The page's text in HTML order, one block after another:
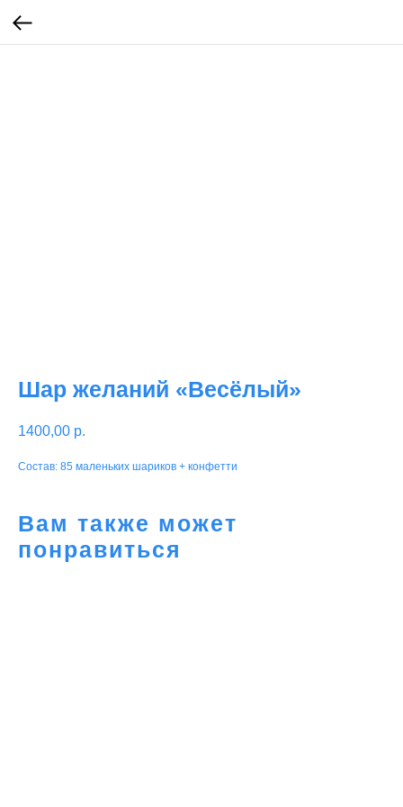
Шар желаний «Весёлый»
1400,00 р.
Состав: 85 маленьких шариков + конфетти
Вам также может
понравиться